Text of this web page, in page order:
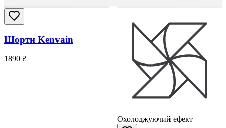
Шорти Kenvain
1890 ₴
Охолоджуючий ефект